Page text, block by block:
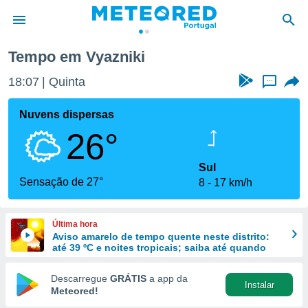
da
foi
fornecidas
a este
das
e
forma
digital
Tempo em Vyazniki
18:07 Quinta ...
Nuvens dispersas
26°
Sensação de 27°
Sul
8
17 km/h
Última hora
Aviso amarelo de tempo quente neste distrito:
até 39 ºC e noites tropicais; saiba até quando
Descarregue GRÁTIS a app da
Meteored!
Instalar